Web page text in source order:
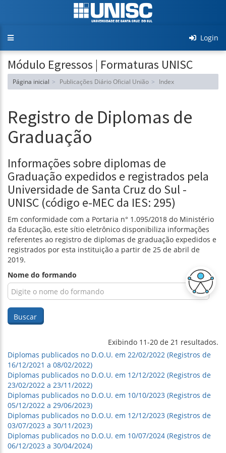
Toggle
Login
Módulo Egressos | Formaturas UNISC
Página inicial Publicações Diário Oficial União Index
Registro de Diplomas de
Graduação
Informações sobre diplomas de
Graduação expedidos e registrados pela
Universidade de Santa Cruz do Sul -
UNISC (código e-MEC da IES: 295)
Em conformidade com a Portaria n° 1.095/2018 do Ministério
da Educação, este sítio eletrônico disponibiliza informações
referentes ao registro de diplomas de graduação expedidos e
registrados por esta instituição a partir de 25 de abril de
2019.
Nome do formando
Buscar
Exibindo 11-20 de 21 resultados.
Diplomas publicados no D.O.U. em 22/02/2022 (Registros de
16/12/2021 a 08/02/2022)
Diplomas publicados no D.O.U. em 12/12/2022 (Registros de
23/02/2022 a 23/11/2022)
Diplomas publicados no D.O.U. em 10/10/2023 (Registros de
05/12/2022 a 29/06/2023)
Diplomas publicados no D.O.U. em 12/12/2023 (Registros de
03/07/2023 a 30/11/2023)
Diplomas publicados no D.O.U. em 10/07/2024 (Registros de
06/12/2023 a 30/04/2024)